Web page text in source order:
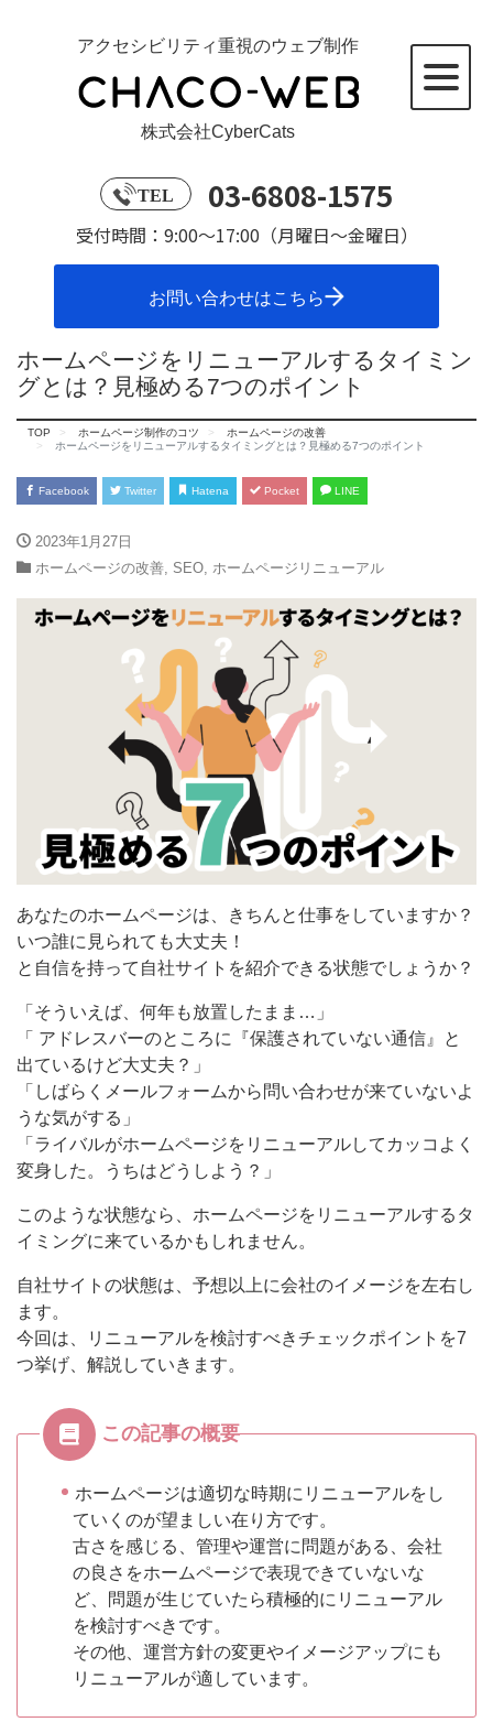
アクセシビリティ重視のウェブ制作
株式会社CyberCats
TEL 03-6808-1575
受付時間：9:00～17:00（月曜日～金曜日）
お問い合わせはこちら
ホームページをリニューアルするタイミン
グとは？見極める7つのポイント
TOP ホームページ制作のコツ
ホームページの改善
ホームページをリニューアルするタイミングとは？見極める7つのポイント
Facebook Twitter Hatena Pocket LINE
2023年1月27日
ホームページの改善 SEO ホームページリニューアル
あなたのホームページは、きちんと仕事をしていますか？
いつ誰に見られても大丈夫！
と自信を持って自社サイトを紹介できる状態でしょうか？
「そういえば、何年も放置したまま…」
「 アドレスバーのところに『保護されていない通信』と
出ているけど大丈夫？」
「しばらくメールフォームから問い合わせが来ていないよ
うな気がする」
「ライバルがホームページをリニューアルしてカッコよく
変身した。うちはどうしよう？」
このような状態なら、ホームページをリニューアルするタ
イミングに来ているかもしれません。
自社サイトの状態は、予想以上に会社のイメージを左右し
ます。
今回は、リニューアルを検討すべきチェックポイントを7
つ挙げ、解説していきます。
この記事の概要
ホームページは適切な時期にリニューアルをし
ていくのが望ましい在り方です。
古さを感じる、管理や運営に問題がある、会社
の良さをホームページで表現できていないな
ど、問題が生じていたら積極的にリニューアル
を検討すべきです。
その他、運営方針の変更やイメージアップにも
リニューアルが適しています。